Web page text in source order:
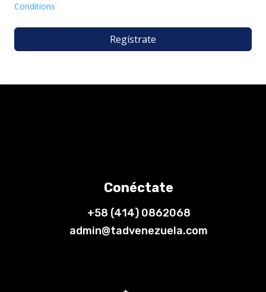
Conditions
Regístrate
Conéctate
+58 (414) 0862068
admin@tadvenezuela.com